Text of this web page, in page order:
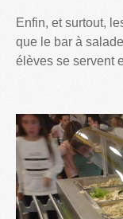
Enfin, et surtout,
que le bar à
élèves se servent